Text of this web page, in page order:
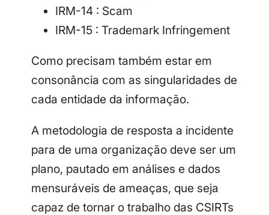
IRM-14 : Scam
IRM-15 : Trademark Infringement
Como precisam também estar em
consonância com as singularidades de
cada entidade da informação.
A metodologia de resposta a incidente
para de uma organização deve ser um
plano, pautado em análises e dados
mensuráveis de ameaças, que seja
capaz de tornar o trabalho das CSIRTs